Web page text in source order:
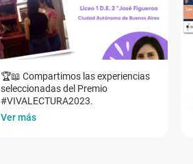
🏆📖 Compartimos las experiencias
seleccionadas del Premio
#VIVALECTURA2023.
Ver más